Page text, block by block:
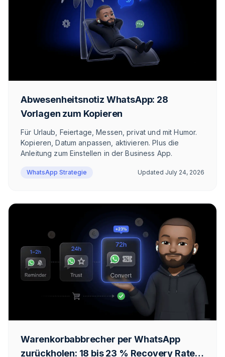
Abwesenheitsnotiz WhatsApp: 28
Vorlagen zum Kopieren
Für Urlaub, Feiertage, Messen, privat und mit Humor.
Kopieren, Datum anpassen, aktivieren. Plus die
Anleitung zum Einstellen in der Business App.
WhatsApp Strategie Updated July 24, 2026
Warenkorbabbrecher per WhatsApp
zurückholen: 18 bis 23 % Recovery Rate